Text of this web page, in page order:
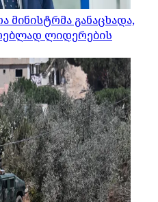
მინისტრმა განაცხადა,
ლიდერების